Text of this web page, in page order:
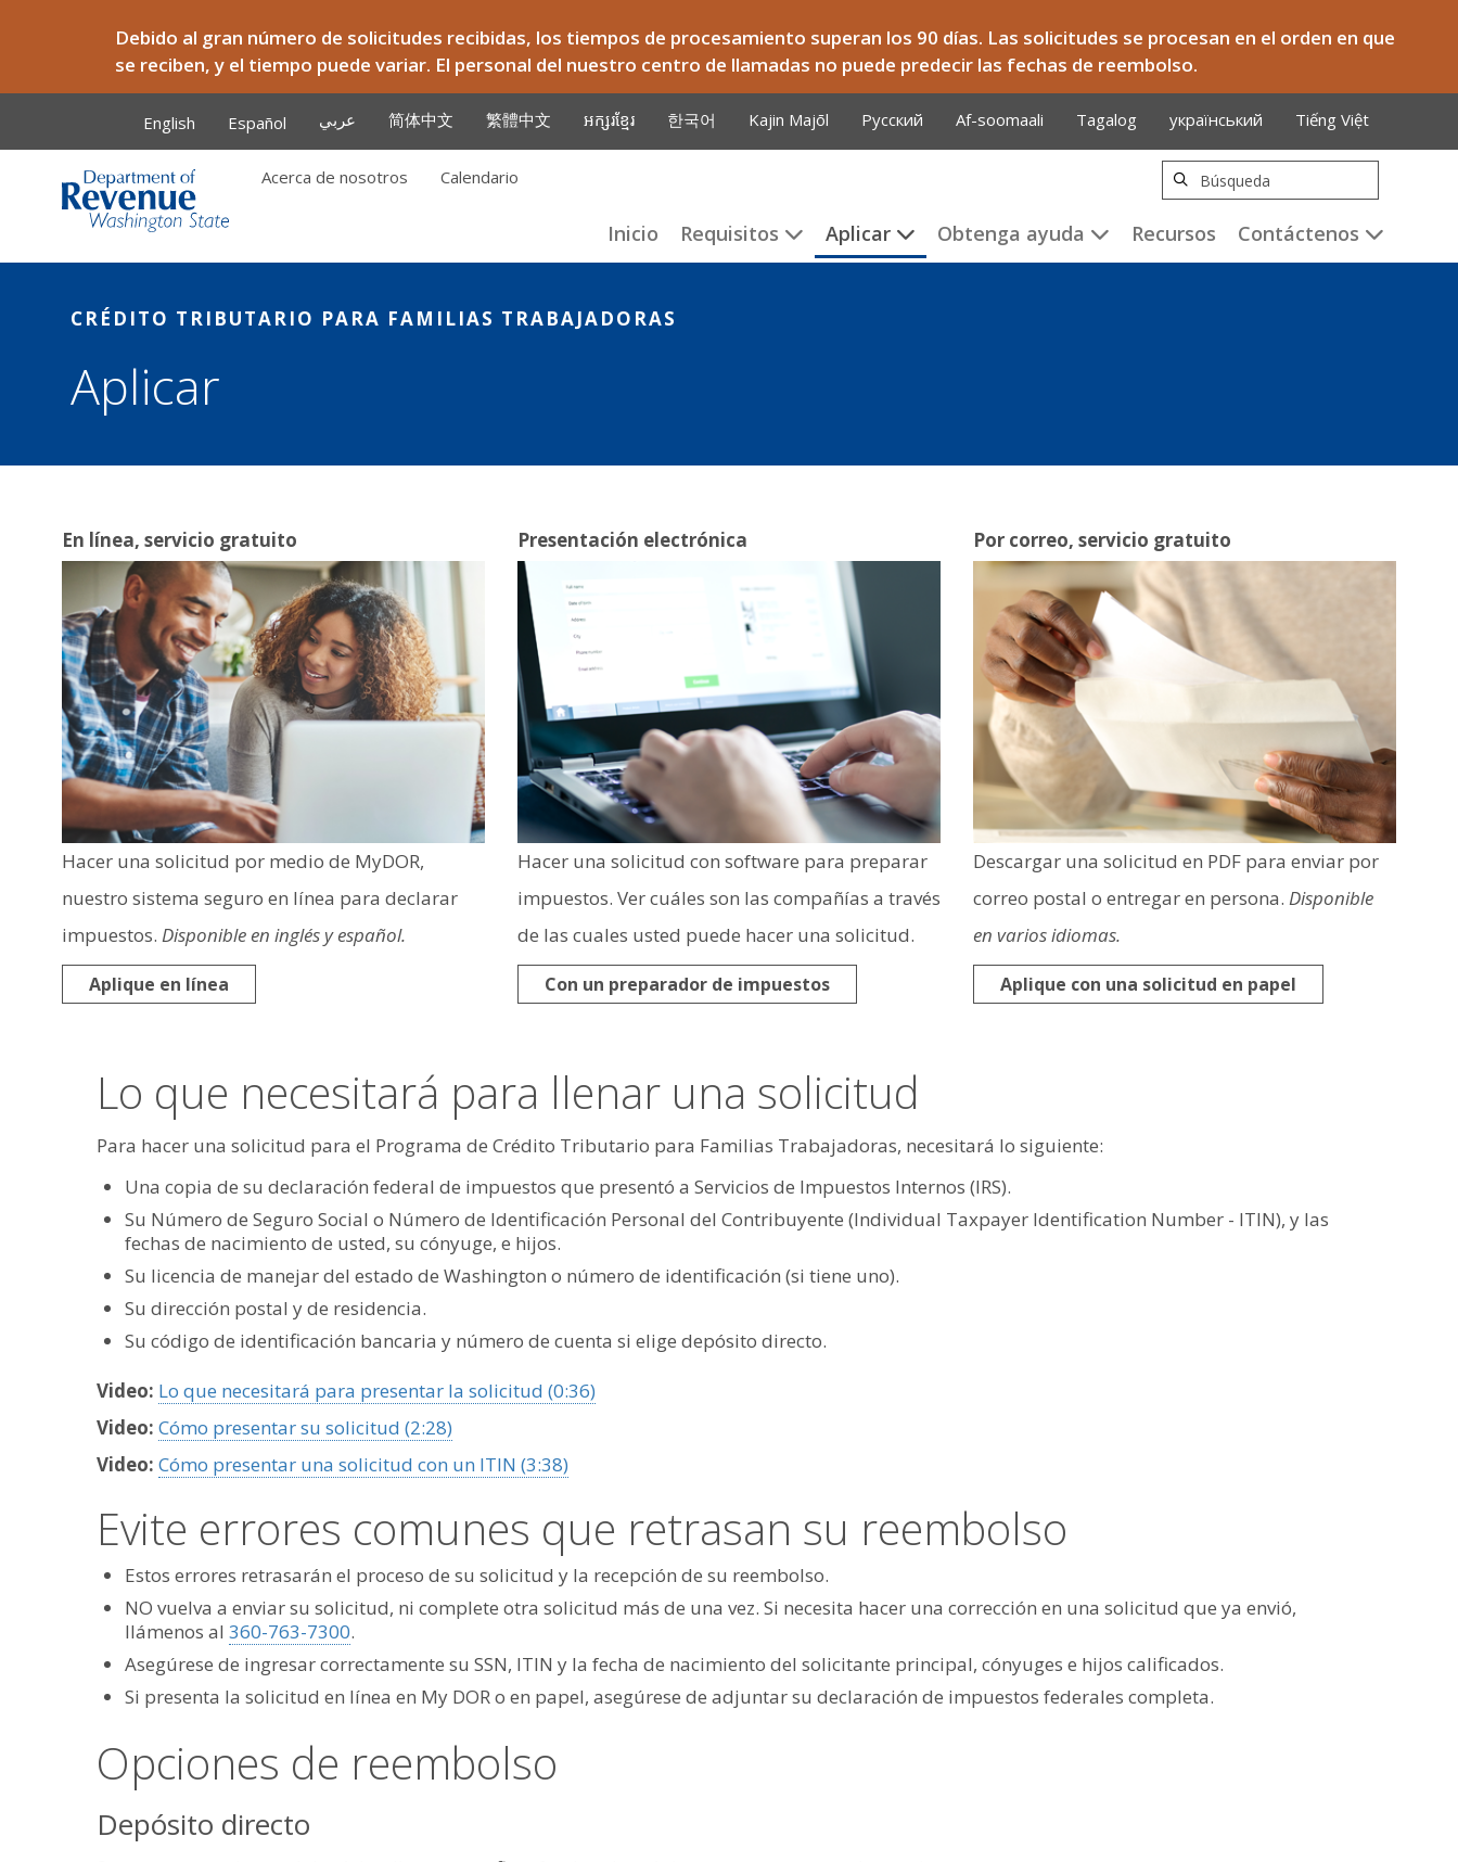
Debido al gran número de solicitudes recibidas, los tiempos de procesamiento superan los 90 días. Las solicitudes se procesan en el orden en que
se reciben, y el tiempo puede variar. El personal del nuestro centro de llamadas no puede predecir las fechas de reembolso.
English Español عربي 简体中文 繁體中文 អក្សរខ្មែរ 한국어 Kajin Majōl Русский Af-soomaali Tagalog український Tiếng Việt
Acerca de nosotros Calendario
Búsqueda
Inicio Requisitos Aplicar Obtenga ayuda Recursos Contáctenos
CRÉDITO TRIBUTARIO PARA FAMILIAS TRABAJADORAS
Aplicar
En línea, servicio gratuito
Image
Hacer una solicitud por medio de MyDOR,
nuestro sistema seguro en línea para declarar
impuestos. Disponible en inglés y español.
Aplique en línea
Presentación electrónica
Image
Hacer una solicitud con software para preparar
impuestos. Ver cuáles son las compañías a través
de las cuales usted puede hacer una solicitud.
Con un preparador de impuestos
Por correo, servicio gratuito
Image
Descargar una solicitud en PDF para enviar por
correo postal o entregar en persona. Disponible
en varios idiomas.
Aplique con una solicitud en papel
Lo que necesitará para llenar una solicitud
Para hacer una solicitud para el Programa de Crédito Tributario para Familias Trabajadoras, necesitará lo siguiente:
Una copia de su declaración federal de impuestos que presentó a Servicios de Impuestos Internos (IRS).
Su Número de Seguro Social o Número de Identificación Personal del Contribuyente (Individual Taxpayer Identification Number - ITIN), y las
fechas de nacimiento de usted, su cónyuge, e hijos.
Su licencia de manejar del estado de Washington o número de identificación (si tiene uno).
Su dirección postal y de residencia.
Su código de identificación bancaria y número de cuenta si elige depósito directo.
Video: Lo que necesitará para presentar la solicitud (0:36)
Video: Cómo presentar su solicitud (2:28)
Video: Cómo presentar una solicitud con un ITIN (3:38)
Evite errores comunes que retrasan su reembolso
Estos errores retrasarán el proceso de su solicitud y la recepción de su reembolso.
NO vuelva a enviar su solicitud, ni complete otra solicitud más de una vez. Si necesita hacer una corrección en una solicitud que ya envió,
llámenos al 360-763-7300.
Asegúrese de ingresar correctamente su SSN, ITIN y la fecha de nacimiento del solicitante principal, cónyuges e hijos calificados.
Si presenta la solicitud en línea en My DOR o en papel, asegúrese de adjuntar su declaración de impuestos federales completa.
Opciones de reembolso
Depósito directo